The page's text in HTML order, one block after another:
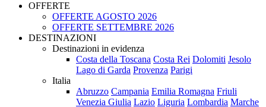
OFFERTE
OFFERTE AGOSTO 2026
OFFERTE SETTEMBRE 2026
DESTINAZIONI
Destinazioni in evidenza
Costa della Toscana Costa Rei Dolomiti Jesolo
Lago di Garda Provenza Parigi
Italia
Abruzzo Campania Emilia Romagna Friuli
Venezia Giulia Lazio Liguria Lombardia Marche